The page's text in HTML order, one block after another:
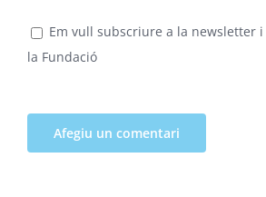
Em vull subscriure a la newsletter
la Fundació